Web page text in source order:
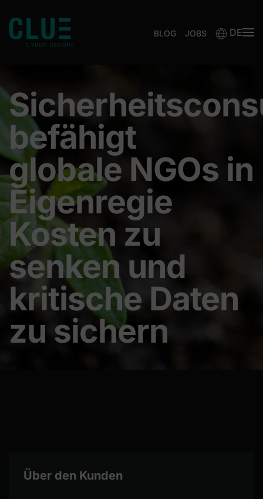
Zum Hauptinhalt springen BLOG JOBS DE
befähigt
globale NGOs in
Eigenregie
Kosten zu
senken und
kritische Daten
zu sichern
Über den Kunden